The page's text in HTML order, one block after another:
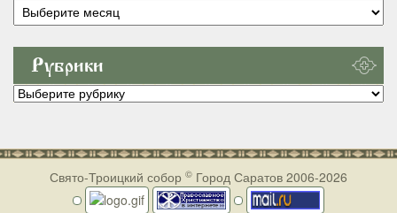
Архив
новостей
Рубрики
Рубрики
Свято-Троицкий собор © Город Саратов 2006-2026